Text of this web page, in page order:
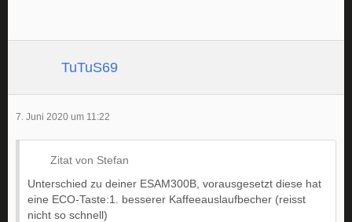
TuTuS69
7. Juni 2020 um 11:22
Zitat von Stefan
Unterschied zu deiner ESAM300B, vorausgesetzt diese hat
eine ECO-Taste:1. besserer Kaffeeauslaufbecher (reisst
nicht so schnell)